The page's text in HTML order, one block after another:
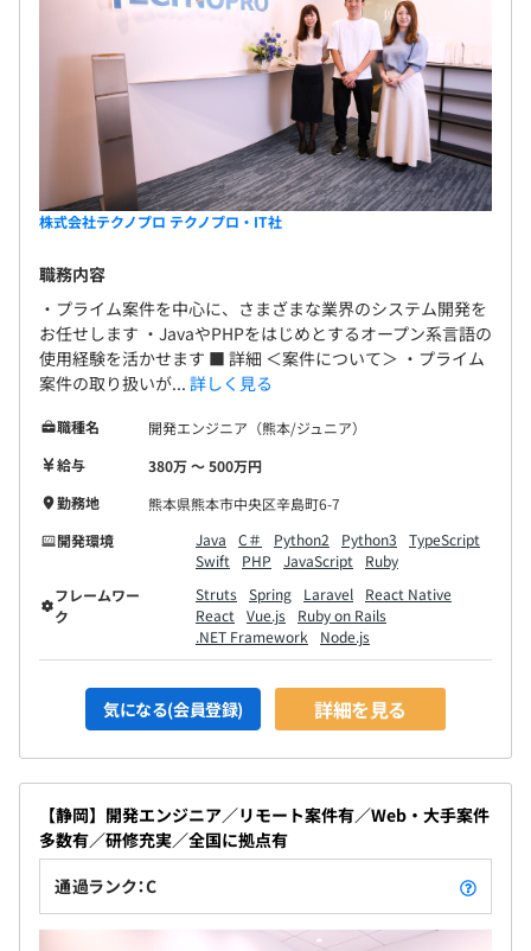
株式会社テクノプロ テクノプロ・IT社
職務内容
・プライム案件を中心に、さまざまな業界のシステム開発を
お任せします ・JavaやPHPをはじめとするオープン系言語の
使用経験を活かせます ■ 詳細 ＜案件について＞ ・プライム
案件の取り扱いが... 詳しく見る
職種名
開発エンジニア（熊本/ジュニア）
給与
380万 〜 500万円
勤務地
熊本県熊本市中央区辛島町6-7
開発環境
Java C＃ Python2 Python3
TypeScript
Swift
PHP JavaScript
Ruby
フレームワー
ク
Struts Spring Laravel
React Native
React
Vue.js
Ruby on Rails
.NET Framework
Node.js
気になる(会員登録) 詳細を見る
【静岡】開発エンジニア／リモート案件有／Web・大手案件
多数有／研修充実／全国に拠点有
通過ランク：C